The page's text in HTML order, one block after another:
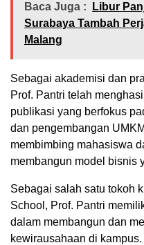
Baca Juga :
Libur
Surabaya Tambah
Malang
Sebagai akademisi dan
Prof. Pantri telah
publikasi yang berfokus
dan pengembangan
membimbing mahasiswa
membangun model bisnis
Sebagai salah satu tokoh
School, Prof. Pantri
dalam membangun dan
kewirausahaan di